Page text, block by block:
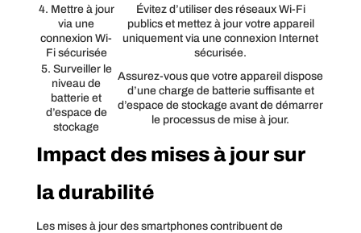
4. Mettre à jour
via une
connexion Wi-
Fi sécurisée
Évitez d’utiliser des réseaux Wi-Fi
publics et mettez à jour votre appareil
uniquement via une connexion Internet
sécurisée.
5. Surveiller le
niveau de
batterie et
d’espace de
stockage
Assurez-vous que votre appareil dispose
d’une charge de batterie suffisante et
d’espace de stockage avant de démarrer
le processus de mise à jour.
Impact des mises à jour sur
la durabilité
Les mises à jour des smartphones contribuent de